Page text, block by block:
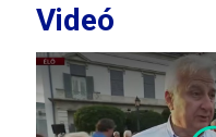
Videó